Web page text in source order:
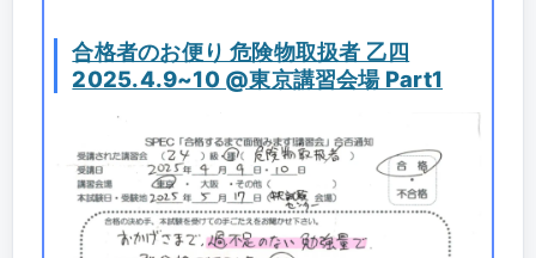
合格者のお便り 危険物取扱者 乙四
2025.4.9~10 @東京講習会場 Part1